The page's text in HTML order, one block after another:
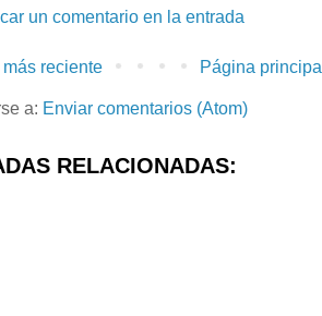
un comentario en la entrada
más reciente Página principal
a: Enviar comentarios (Atom)
RELACIONADAS: